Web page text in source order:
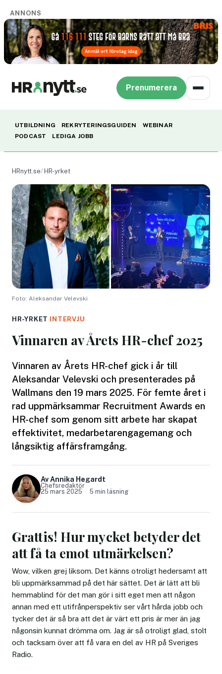
ANNONS
Prenumerera
UTBILDNING REKRYTERINGSGUIDEN
WEBINAR
PODCAST
LEDIGA JOBB
HRnytt.se HR-yrket
Foto: Aleksandar Velevski
HR-YRKET · INTERVJU
Vinnaren av Årets HR-chef 2025
Vinnaren av Årets HR-chef gick i år till
Aleksandar Velevski och presenterades på
Wallmans den 19 mars 2025. För femte året i
rad uppmärksammar Recruitment Awards en
HR-chef som genom sitt arbete har skapat
effektivitet, medarbetarengagemang och
långsiktig affärsframgång.
Av Annika Hegardt
Chefsredaktör
25 mars 2025
5 min läsning
Grattis! Hur mycket betyder det
att få ta emot utmärkelsen?
Wow, vilken grej liksom. Det känns otroligt hedersamt att
bli uppmärksammad på det här sättet. Det är lätt att bli
hemmablind för det man gör i sitt eget men att någon
annan med ett utifrånperspektiv ser vårt hårda jobb och
tycker det är så bra att det är värt ett pris är mer än jag
någonsin kunnat drömma om. Jag är så otroligt glad, stolt
och tacksam över att få vara en del av HR på Sveriges
Radio.